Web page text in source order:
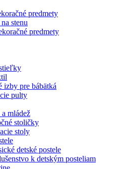
predmety
stenu
predmety
izby pre bábätká
pulty
mládež
stoličky
stoly
detské postele
k detským posteliam